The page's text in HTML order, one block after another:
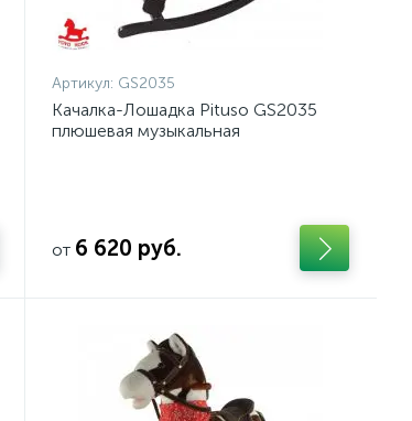
Артикул: GS2035
Качалка-Лошадка Pituso GS2035
плюшевая музыкальная
от 6 620 руб.